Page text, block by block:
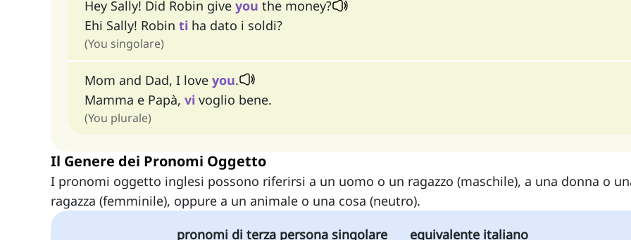
Hey Sally! Did Robin give you the money?
Ehi Sally! Robin ti ha dato i soldi?
(You singolare)
Mom and Dad, I love you.
Mamma e Papà, vi voglio bene.
(You plurale)
Il Genere dei Pronomi Oggetto
I pronomi oggetto inglesi possono riferirsi a un uomo o un ragazzo (maschile), a una donna o
ragazza (femminile), oppure a un animale o una cosa (neutro).
pronomi di terza persona singolare
equivalente italiano